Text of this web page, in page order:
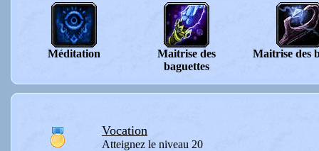
Méditation
Maitrise des
baguettes
Maitrise des
Vocation
Atteignez le niveau 20